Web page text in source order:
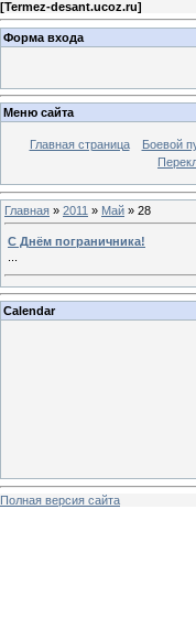
[Termez-desant.ucoz.ru]
Форма входа
Меню сайта
Главная страница Боевой
Главная » 2011 » Май » 28
С Днём пограничника!
Calendar
Полная версия сайта